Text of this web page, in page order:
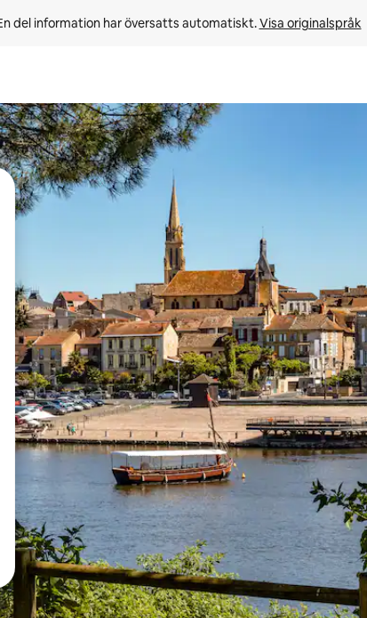
del information har översatts automatiskt. Visa originalspråk
nedåtpilarna eller utforska genom att trycka eller svepa.